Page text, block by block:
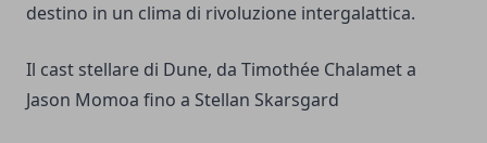
destino in un clima di rivoluzione intergalattica.
Il cast stellare di Dune, da Timothée Chalamet a
Jason Momoa fino a Stellan Skarsgard